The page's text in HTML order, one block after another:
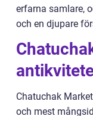
erfarna samlare,
och en djupare
Chatuchak
och mest